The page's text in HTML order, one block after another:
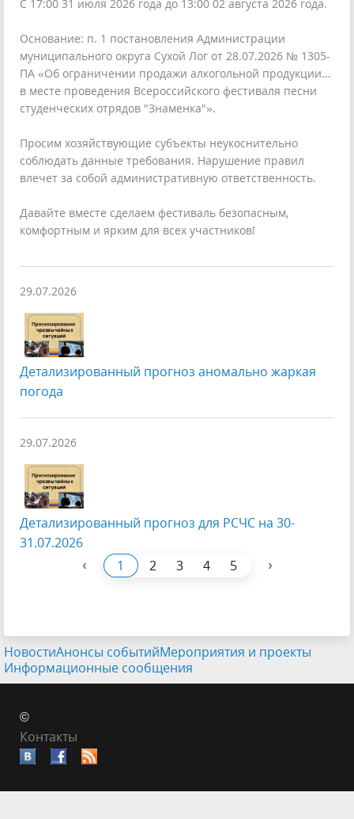
С 17:00 31 июля 2026 года до 13:00 02 августа 2026 года.
Основание: п. 1 постановления Администрации
муниципального округа Сухой Лог от 28.07.2026 № 1305-
ПА «Об ограничении продажи алкогольной продукции...
в месте проведения Всероссийского фестиваля песни
студенческих отрядов "Знаменка"».
Просим хозяйствующие субъекты неукоснительно
соблюдать данные требования. Нарушение правил
влечет за собой административную ответственность.
Давайте вместе сделаем фестиваль безопасным,
комфортным и ярким для всех участников!
29.07.2026
Детализированный прогноз аномально жаркая
погода
29.07.2026
Детализированный прогноз для РСЧС на 30-
31.07.2026
‹ 1 2 3 4 5 ›
НовостиАнонсы событийМероприятия и проекты
Информационные сообщения
©
Контакты